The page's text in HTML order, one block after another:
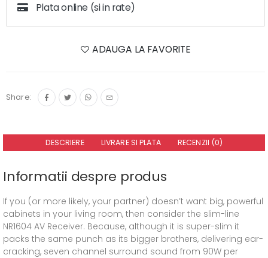
Plata online (si in rate)
ADAUGA LA FAVORITE
Share:
DESCRIERE LIVRARE SI PLATA RECENZII (0)
Informatii despre produs
If you (or more likely, your partner) doesn’t want big, powerful
cabinets in your living room, then consider the slim-line
NR1604 AV Receiver. Because, although it is super-slim it
packs the same punch as its bigger brothers, delivering ear-
cracking, seven channel surround sound from 90W per